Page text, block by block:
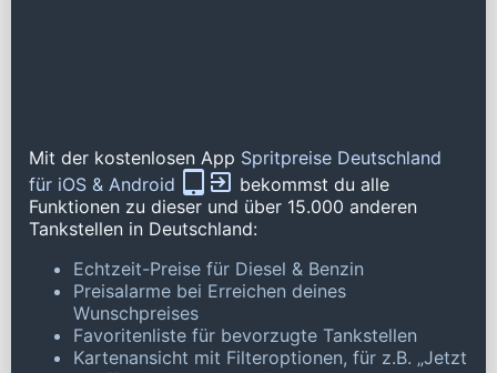
Mit der kostenlosen App Spritpreise Deutschland
für iOS & Android
bekommst du alle
Funktionen zu dieser und über 15.000 anderen
Tankstellen in Deutschland:
Echtzeit-Preise für Diesel & Benzin
Preisalarme bei Erreichen deines
Wunschpreises
Favoritenliste für bevorzugte Tankstellen
Kartenansicht mit Filteroptionen, für z.B. „Jetzt